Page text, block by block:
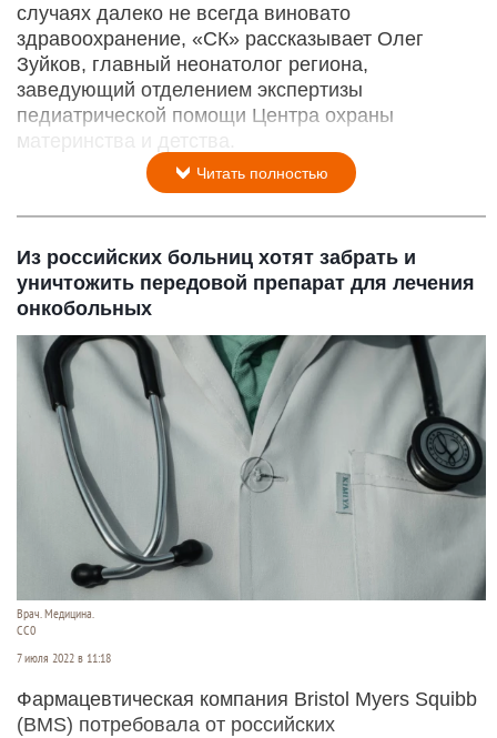
случаях далеко не всегда виновато
здравоохранение, «СК» рассказывает Олег
Зуйков, главный неонатолог региона,
заведующий отделением экспертизы
педиатрической помощи Центра охраны
материнства и детства.
Читать полностью
Из российских больниц хотят забрать и
уничтожить передовой препарат для лечения
онкобольных
Врач. Медицина.
CC0
7 июля 2022 в 11:18
Фармацевтическая компания Bristol Myers Squibb
(BMS) потребовала от российских